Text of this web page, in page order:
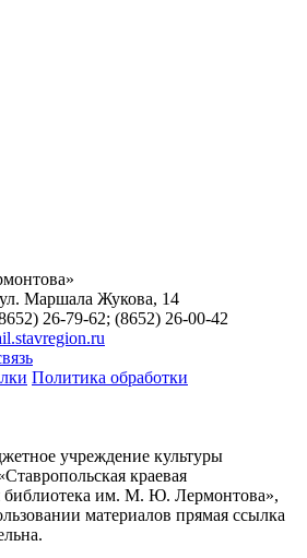
Маршала Жукова, 14
26-79-62; (8652) 26-00-42
Политика обработки
учреждение культуры
краевая
библиотека им. М. Ю. Лермонтова»,
материалов прямая ссылка